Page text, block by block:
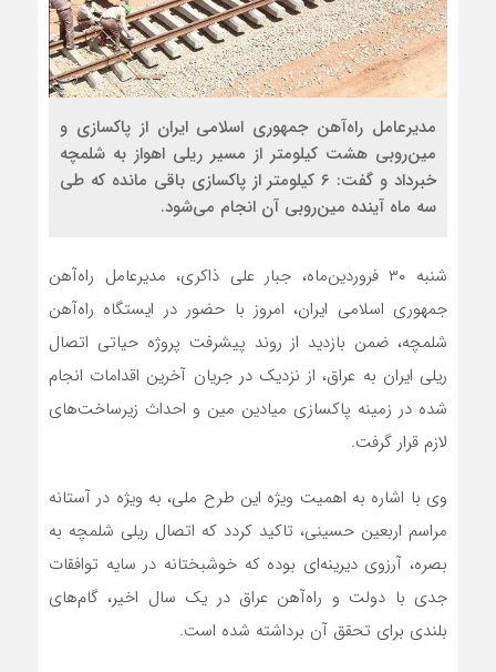
مدیرعامل راه‌آهن جمهوری اسلامی ایران از پاکسازی و
مین‌روبی هشت کیلومتر از مسیر ریلی اهواز به شلمچه
خبرداد و گفت: ۶ کیلومتر از پاکسازی باقی مانده که طی
سه ماه آینده مین‌روبی آن انجام می‌شود.
شنبه ۳۰ فروردین‌ماه، جبار علی ذاکری، مدیرعامل راه‌آهن
جمهوری اسلامی ایران، امروز با حضور در ایستگاه راه‌آهن
شلمچه، ضمن بازدید از روند پیشرفت پروژه حیاتی اتصال
ریلی ایران به عراق، از نزدیک در جریان آخرین اقدامات انجام
شده در زمینه پاکسازی میادین مین و احداث زیرساخت‌های
لازم قرار گرفت.
وی با اشاره به اهمیت ویژه این طرح ملی، به ویژه در آستانه
مراسم اربعین حسینی، تاکید کردد که اتصال ریلی شلمچه به
بصره، آرزوی دیرینه‌ای بوده که خوشبختانه در سایه توافقات
جدی با دولت و راه‌آهن عراق در یک سال اخیر، گام‌های
بلندی برای تحقق آن برداشته شده است.